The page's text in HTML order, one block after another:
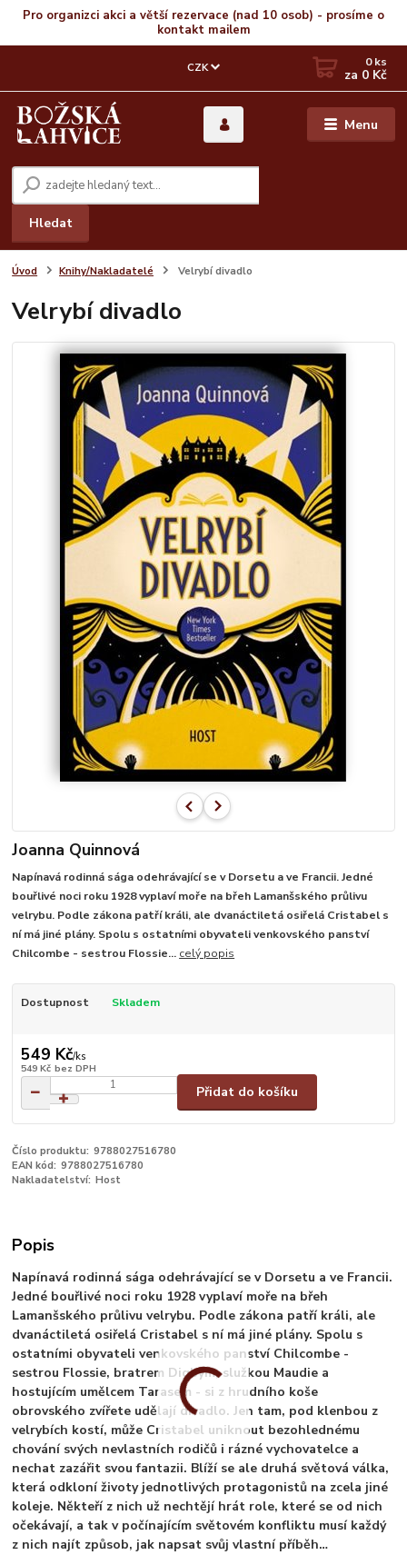
Pro organizci akci a větší rezervace (nad 10 osob) - prosíme o
kontakt mailem
Menu
CZK
Hledat
0ks
za 0 Kč
Úvod Knihy/Nakladatelé Velrybí divadlo
Velrybí divadlo
Joanna Quinnová
Napínavá rodinná sága odehrávající se v Dorsetu a ve Francii. Jedné
bouřlivé noci roku 1928 vyplaví moře na břeh Lamanšského průlivu
velrybu. Podle zákona patří králi, ale dvanáctiletá osiřelá Cristabel s
ní má jiné plány. Spolu s ostatními obyvateli venkovského panství
Chilcombe - sestrou Flossie... celý popis
Dostupnost Skladem
549 Kč/ks
549 Kč bez DPH
Přidat do košíku
Číslo produktu: 9788027516780
EAN kód: 9788027516780
Nakladatelství: Host
Popis
Napínavá rodinná sága odehrávající se v Dorsetu a ve Francii.
Jedné bouřlivé noci roku 1928 vyplaví moře na břeh
Lamanšského průlivu velrybu. Podle zákona patří králi, ale
dvanáctiletá osiřelá Cristabel s ní má jiné plány. Spolu s
ostatními obyvateli venkovského panství Chilcombe -
sestrou Flossie, bratrem Digbym, služkou Maudie a
hostujícím umělcem Tarasem - si z hrudního koše
obrovského zvířete udělají divadlo. Jen tam, pod klenbou z
velrybích kostí, může Cristabel uniknout bezohlednému
chování svých nevlastních rodičů i rázné vychovatelce a
nechat zazářit svou fantazii. Blíží se ale druhá světová válka,
která odkloní životy jednotlivých protagonistů na zcela jiné
koleje. Někteří z nich už nechtějí hrát role, které se od nich
očekávají, a tak v počínajícím světovém konfliktu musí každý
z nich najít způsob, jak napsat svůj vlastní příběh…